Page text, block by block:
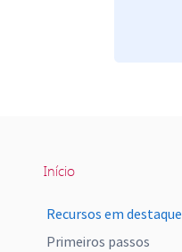
Início
Recursos em destaque
Primeiros passos